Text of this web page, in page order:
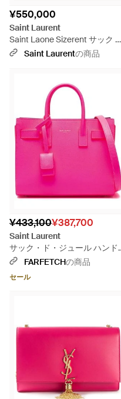
¥550,000
Saint Laurent
Saint Laone Sizerent サック ド
ジュール スモール（スムースレ
Saint Laurentの商品
¥433,100¥387,700
Saint Laurent
サック・ド・ジュール ハンド
ッグ ナノ - ピンク
FARFETCHの商品
セール